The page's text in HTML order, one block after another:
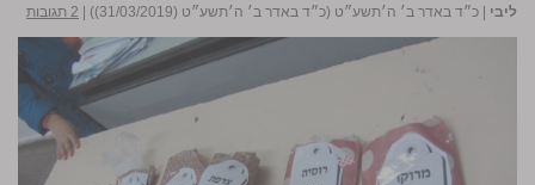
ליבי | כ״ד באדר ב׳ ה׳תשע״ט (כ״ד באדר ב׳ ה׳תשע״ט (31/03/2019)) | 2 תגובות